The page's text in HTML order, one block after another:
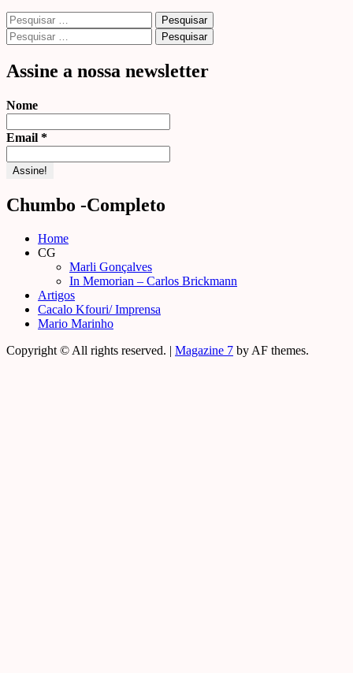
Pesquisar
por:
Pesquisar
por:
Assine a nossa newsletter
Nome
Email *
Chumbo -Completo
Home
CG
Marli Gonçalves
In Memorian – Carlos Brickmann
Artigos
Cacalo Kfouri/ Imprensa
Mario Marinho
Copyright © All rights reserved. | Magazine 7 by AF themes.